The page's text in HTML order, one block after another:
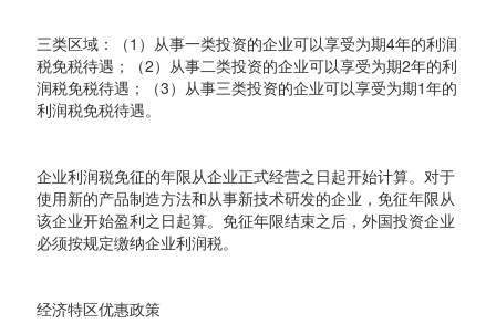
三类区域：（1）从事一类投资的企业可以享受为期4年的利润
税免税待遇；（2）从事二类投资的企业可以享受为期2年的利
润税免税待遇；（3）从事三类投资的企业可以享受为期1年的
利润税免税待遇。
企业利润税免征的年限从企业正式经营之日起开始计算。对于
使用新的产品制造方法和从事新技术研发的企业，免征年限从
该企业开始盈利之日起算。免征年限结束之后，外国投资企业
必须按规定缴纳企业利润税。
经济特区优惠政策